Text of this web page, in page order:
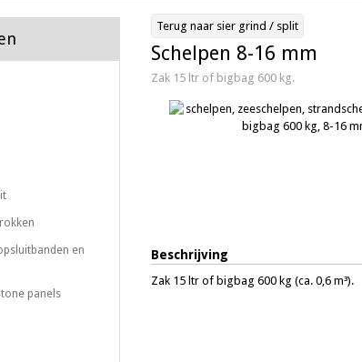
en
panels
Terug naar sier grind / split
Schelpen 8-16 mm
Zak 15 ltr of bigbag 600 kg.
Beschrijving
Zak 15 ltr of bigbag 600 kg (ca. 0,6 m³).